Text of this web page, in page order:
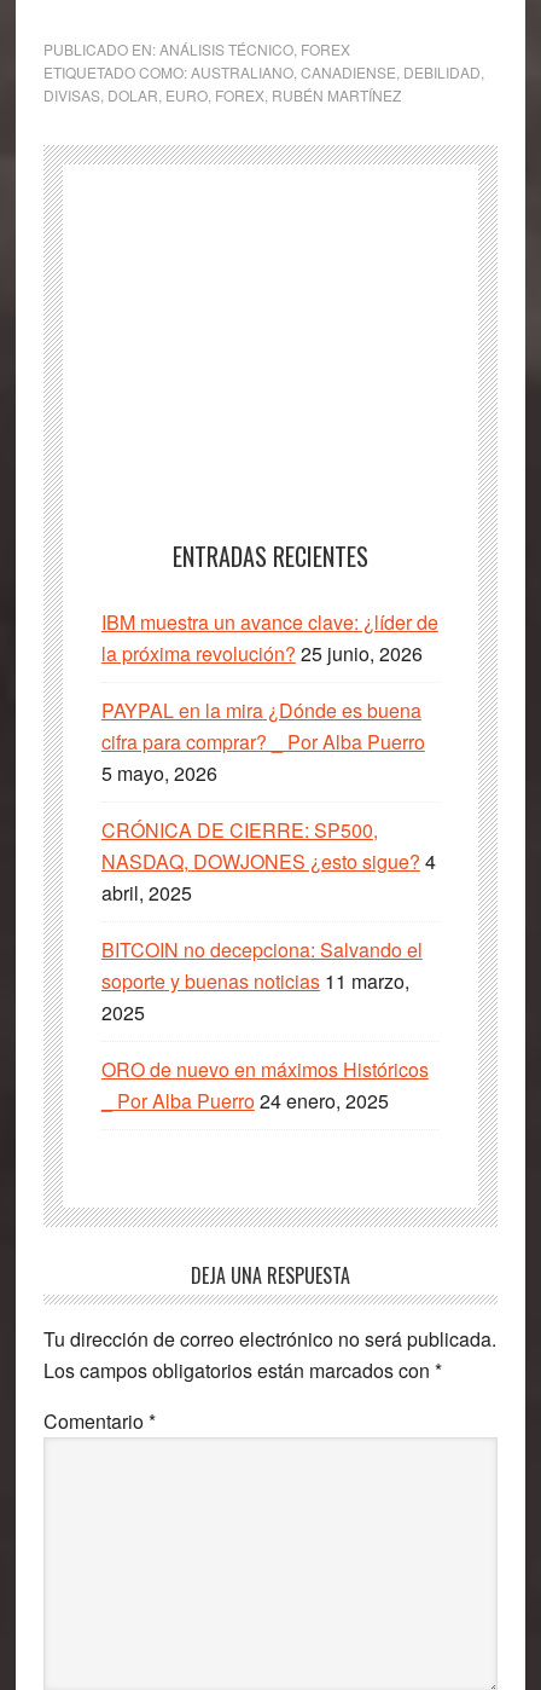
PUBLICADO EN:ANÁLISIS TÉCNICO, FOREX
ETIQUETADO COMO:AUSTRALIANO, CANADIENSE DEBILIDAD
DIVISAS, DOLAR EURO, FOREX, RUBÉN MARTÍNEZ
ENTRADAS RECIENTES
IBM muestra un avance clave: ¿líder de
la próxima revolución? 25 junio, 2026
PAYPAL en la mira ¿Dónde es buena
cifra para comprar? _ Por Alba Puerro
5 mayo, 2026
CRÓNICA DE CIERRE: SP500,
NASDAQ, DOWJONES ¿esto sigue? 4
abril, 2025
BITCOIN no decepciona: Salvando el
soporte y buenas noticias 11 marzo,
2025
ORO de nuevo en máximos Históricos
_ Por Alba Puerro24 enero, 2025
Interacciones
con
los
lectores
DEJA UNA RESPUESTA
Tu dirección de correo electrónico no será publicada.
Los campos obligatorios están marcados con *
Comentario*